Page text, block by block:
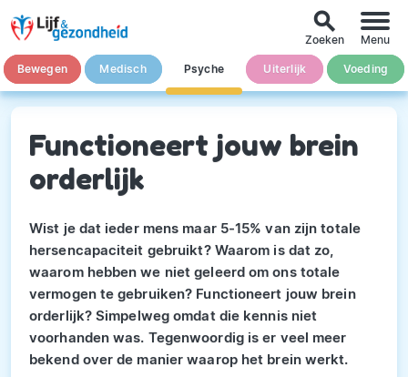
Bewegen Medisch Psyche Uiterlijk Voeding
search
Zoeken Menu
Functioneert jouw brein
orderlijk
Wist je dat ieder mens maar 5-15% van zijn totale
hersencapaciteit gebruikt? Waarom is dat zo,
waarom hebben we niet geleerd om ons totale
vermogen te gebruiken? Functioneert jouw brein
orderlijk? Simpelweg omdat die kennis niet
voorhanden was. Tegenwoordig is er veel meer
bekend over de manier waarop het brein werkt.